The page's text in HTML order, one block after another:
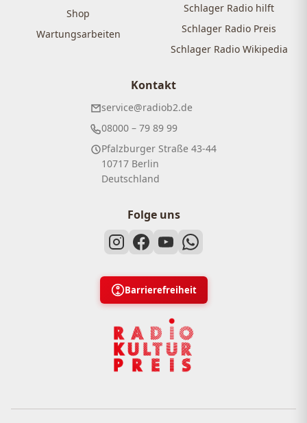
Shop
Wartungsarbeiten
Schlager Radio hilft
Schlager Radio Preis
Schlager Radio Wikipedia
Kontakt
service@radiob2.de
08000 – 79 89 99
Pfalzburger Straße 43-44
10717 Berlin
Deutschland
Folge uns
Barrierefreiheit